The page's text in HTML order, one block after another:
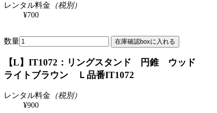
レンタル料金 （税別）
¥700
数量
【L】IT1072：リングスタンド 円錐 ウッド
ライトブラウン Ｌ 品番IT1072
レンタル料金 （税別）
¥900